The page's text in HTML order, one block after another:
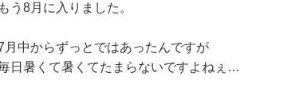
もう8月に入りました。
月中からずっとではあったんですが
日暑くて暑くてたまらないですよねぇ…